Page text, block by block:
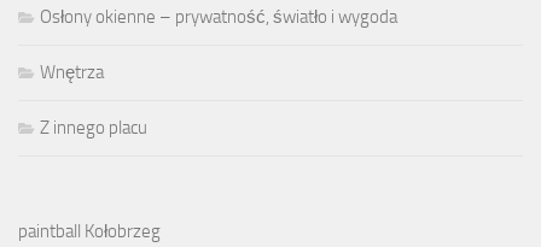
Osłony okienne – prywatność, światło i wygoda
Wnętrza
Z innego placu
paintball Kołobrzeg